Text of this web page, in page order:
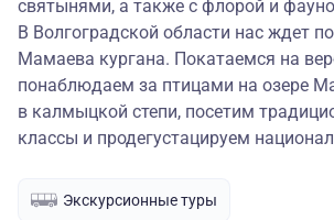
святынями, а также с флорой и
В Волгоградской области нас ждет
Мамаева кургана. Покатаемся на
понаблюдаем за птицами на озере
в калмыцкой степи, посетим
классы и продегустацируем
Экскурсионные туры